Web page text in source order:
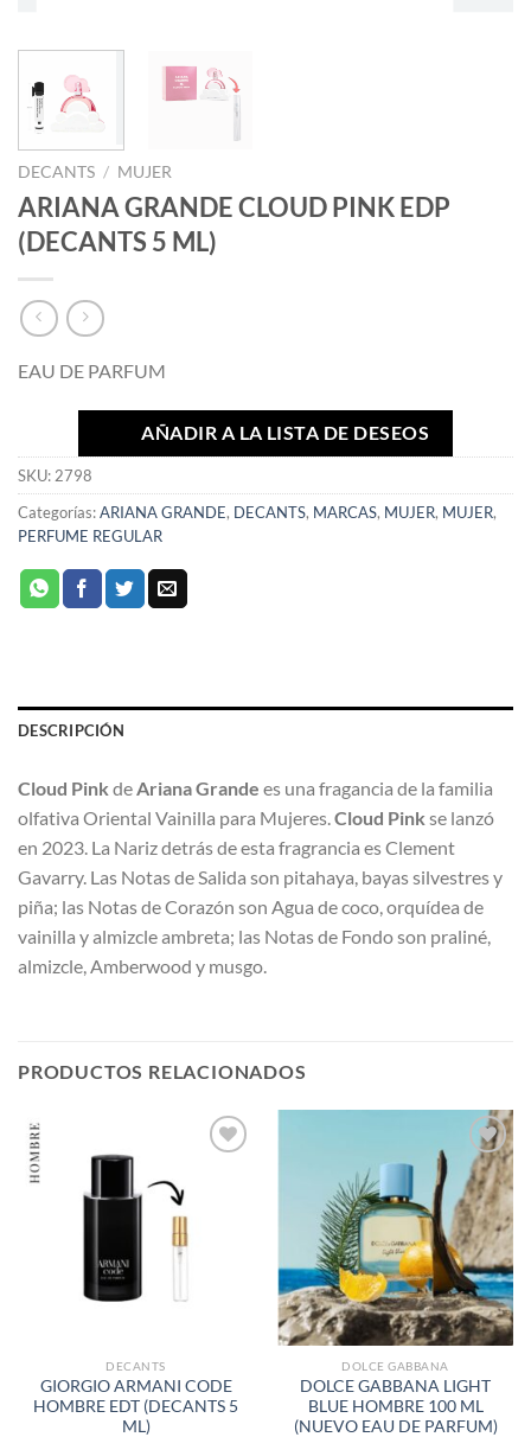
DECANTS / MUJER
ARIANA GRANDE CLOUD PINK EDP
(DECANTS 5 ML)
EAU DE PARFUM
AÑADIR A LA LISTA DE DESEOS
SKU: 2798
Categorías:ARIANA GRANDE, DECANTS, MARCAS, MUJER, MUJER,
PERFUME REGULAR
DESCRIPCIÓN
Cloud Pink deAriana Grande es una fragancia de la familia
olfativa Oriental Vainilla para Mujeres.Cloud Pink se lanzó
en 2023. La Nariz detrás de esta fragrancia es Clement
Gavarry. Las Notas de Salida son pitahaya, bayas silvestres y
piña; las Notas de Corazón son Agua de coco, orquídea de
vainilla y almizcle ambreta; las Notas de Fondo son praliné,
almizcle, Amberwood y musgo.
PRODUCTOS RELACIONADOS
A LA
LISTA
DESEOS
DECANTS
GIORGIO ARMANI CODE
HOMBRE EDT (DECANTS 5
ML)
AÑADIR
A LA
LISTA
DE
DESEOS
DOLCE GABBANA
DOLCE GABBANA LIGHT
BLUE HOMBRE 100 ML
(NUEVO EAU DE PARFUM)